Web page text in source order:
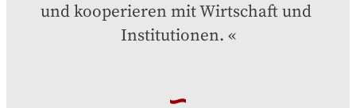
und kooperieren mit Wirtschaft und
Institutionen.